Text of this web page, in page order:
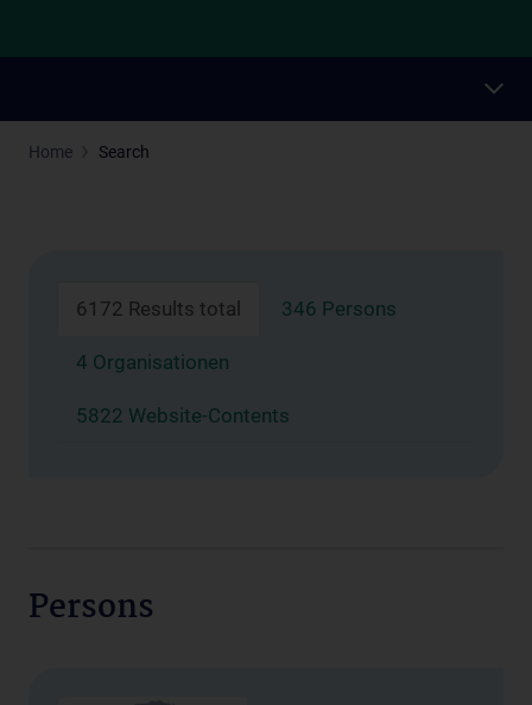
Home Search
6172 Results total 346 Persons
4 Organisationen
5822 Website-Contents
Persons